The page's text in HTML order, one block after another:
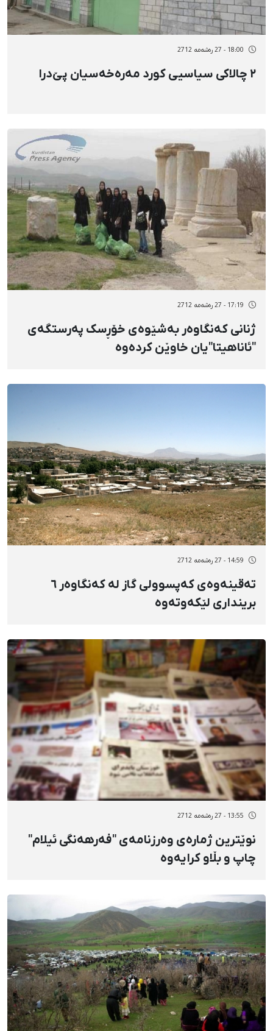
18:00 - 27 رەشەمه 2712
٢ چالاکی سیاسیی کورد مەرەخەسیان پێ‌درا
17:19 - 27 رەشەمه 2712
ژنانی کەنگاوەر بەشێوەی خۆڕسک پەرستگەی
"ئاناهیتا"یان خاوێن کردەوە
14:59 - 27 رەشەمه 2712
تەقینەوەی کەپسوولی گاز لە کەنگاوەر ٦
برینداری لێکەوتەوە
13:55 - 27 رەشەمه 2712
نوێترین ژمارەی وەرزنامەی "فەرهەنگی ئیلام"
چاپ و بڵاو کرایەوە